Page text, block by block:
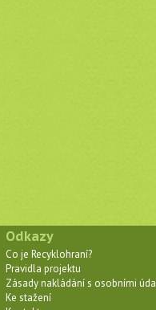
Odkazy
Co je Recyklohraní?
Pravidla projektu
Zásady nakládání s osobními
Ke stažení